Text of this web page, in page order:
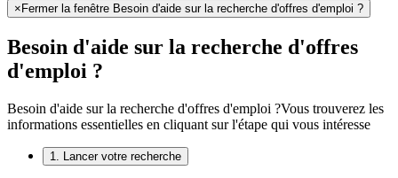
× Fermer la fenêtre Besoin d'aide sur la recherche d'offres d'emploi ?
Besoin d'aide sur la recherche d'offres
d'emploi ?
Besoin d'aide sur la recherche d'offres d'emploi ?Vous trouverez les
informations essentielles en cliquant sur l'étape qui vous intéresse
1. Lancer votre recherche